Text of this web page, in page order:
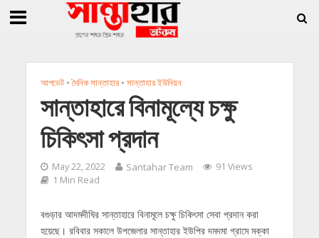
সাধারণ সম্পাদক সোহাগ » সান্তাহারে হেরোইনসহ যুবক গ্রেফতার
আপডেট • দৈনিক সান্তাহার • সান্তাহার ইউনিয়ন
সান্তাহারে বিনামূল্যে চক্ষু
চিকিৎসা প্রদান
May 22, 2022 Santahar Team
91 Views
1 Min Read
বগুড়ার আদমদীঘির সান্তাহারে বিনামূলে চক্ষু চিকিৎসা সেবা প্রদান করা
হয়েছে। রবিবার সকালে উপজেলার সান্তাহার ইউপির দমদমা গ্রামে মক্কা